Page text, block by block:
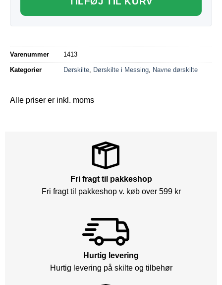
Varenummer 1413
Kategorier Dørskilte, Dørskilte i Messing, Navne dørskilte
Alle priser er inkl. moms
Fri fragt til pakkeshop
Fri fragt til pakkeshop v. køb over 599 kr
Hurtig levering
Hurtig levering på skilte og tilbehør